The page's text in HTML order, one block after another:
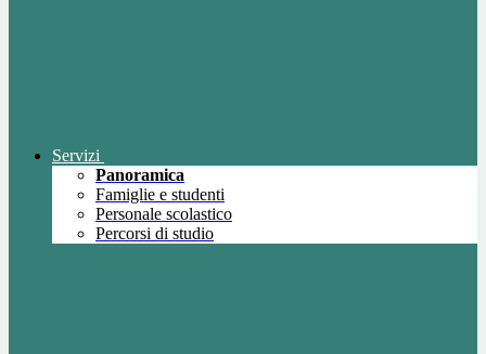
Servizi
Panoramica
Famiglie e studenti
Personale scolastico
Percorsi di studio